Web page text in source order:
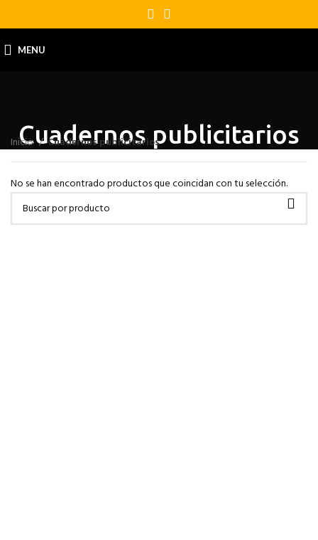
MENU
Cuadernos publicitarios
Inicio Cuadernos publicitarios
No se han encontrado productos que coincidan con tu selección.